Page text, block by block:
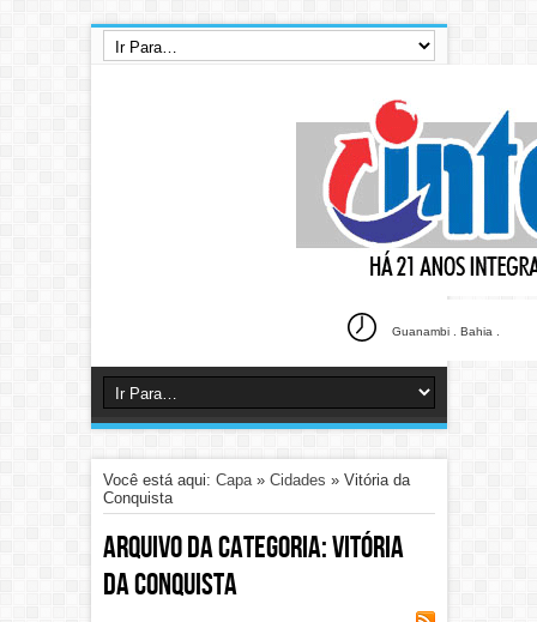
Guanambi . Bahia .
Você está aqui: Capa» Cidades » Vitória da
Conquista
Arquivo da categoria:Vitória
da Conquista